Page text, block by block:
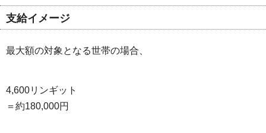
支給イメージ
最大額の対象となる世帯の場合、
4,600リンギット
＝約180,000円